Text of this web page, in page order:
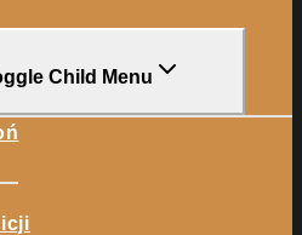
Child Menu